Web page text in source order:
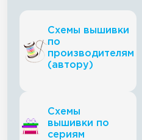
Схемы вышивки
по
производителям
(автору)
Схемы
вышивки по
сериям